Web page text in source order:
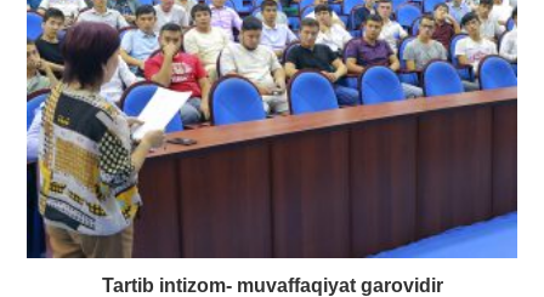
Tartib intizom- muvaffaqiyat garovidir